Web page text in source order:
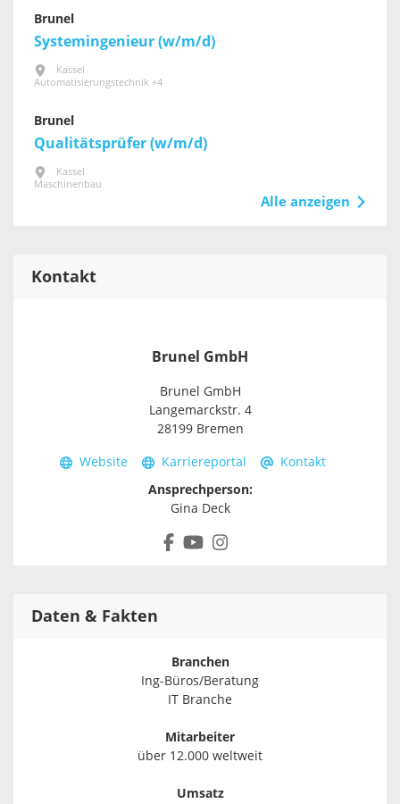
Brunel
Systemingenieur (w/m/d)
Kassel
Automatisierungstechnik +4
Brunel
Qualitätsprüfer (w/m/d)
Kassel
Maschinenbau
Alle anzeigen
Kontakt
Brunel GmbH
Brunel GmbH
Langemarckstr. 4
28199 Bremen
Website Karriereportal
Kontakt
Ansprechperson:
Gina Deck
Daten & Fakten
Branchen
Ing-Büros/Beratung
IT Branche
Mitarbeiter
über 12.000 weltweit
Umsatz